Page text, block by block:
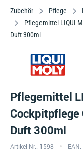
Zubehör Pflege
Pflegemittel LIQUI
Duft 300ml
Pflegemittel
Cockpitpflege
Duft 300ml
Artikel-Nr.: 1598